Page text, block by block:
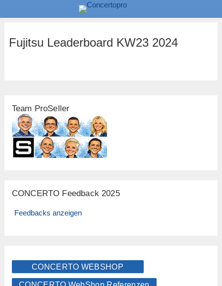
Fujitsu Leaderboard KW23 2024
Team ProSeller
CONCERTO Feedback 2025
Feedbacks anzeigen
CONCERTO WEBSHOP